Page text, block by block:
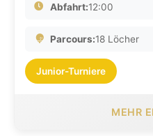
Abfahrt:12:00
Parcours:18 Löcher
Junior-Turniere
MEHR